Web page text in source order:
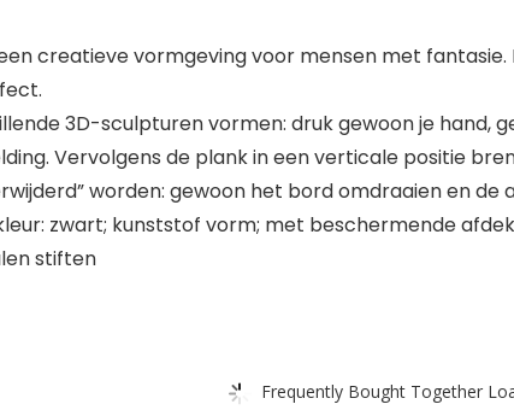
creatieve vormgeving voor mensen met
3D-sculpturen vormen: druk gewoon je
Vervolgens de plank in een verticale positie
worden: gewoon het bord omdraaien en de
zwart; kunststof vorm; met beschermende
stiften
Frequently Bought Together